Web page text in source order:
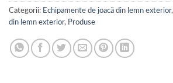
Categorii: Echipamente de joacă din lemn exterior,
din lemn exterior, Produse